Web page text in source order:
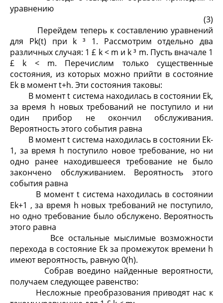
уравнению
(3)
Перейдем теперь к составлению уравнений
для Pk(t) при k ³ 1. Рассмотрим отдельно два
различных случая: 1 £ k < m и k ³ m. Пусть вначале 1
£ k < m. Перечислим только существенные
состояния, из которых можно прийти в состояние
Ek в момент t+h. Эти состояния таковы:
В момент t система находилась в состоянии Ek,
за время h новых требований не поступило и ни
один прибор не окончил обслуживания.
Вероятность этого события равна
В момент t система находилась в состоянии Ek-
1, за время h поступило новое требование, но ни
одно ранее находившееся требование не было
закончено обслуживанием. Вероятность этого
события равна
В момент t система находилась в состоянии
Ek+1 , за время h новых требований не поступило,
но одно требование было обслужено. Вероятность
этого равна
Все остальные мыслимые возможности
перехода в состояние Ek за промежуток времени h
имеют вероятность, равную 0(h).
Собрав воедино найденные вероятности,
получаем следующее равенство:
Несложные преобразования приводят нас к